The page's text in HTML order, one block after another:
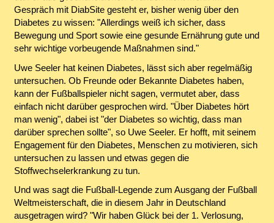
Gespräch mit DiabSite gesteht er, bisher wenig über den
Diabetes zu wissen: "Allerdings weiß ich sicher, dass
Bewegung und Sport sowie eine gesunde Ernährung gute und
sehr wichtige vorbeugende Maßnahmen sind."
Uwe Seeler hat keinen Diabetes, lässt sich aber regelmäßig
untersuchen. Ob Freunde oder Bekannte Diabetes haben,
kann der Fußballspieler nicht sagen, vermutet aber, dass
einfach nicht darüber gesprochen wird. "Über Diabetes hört
man wenig", dabei ist "der Diabetes so wichtig, dass man
darüber sprechen sollte", so Uwe Seeler. Er hofft, mit seinem
Engagement für den Diabetes, Menschen zu motivieren, sich
untersuchen zu lassen und etwas gegen die
Stoffwechselerkrankung zu tun.
Und was sagt die Fußball-Legende zum Ausgang der Fußball
Weltmeisterschaft, die in diesem Jahr in Deutschland
ausgetragen wird? "Wir haben Glück bei der 1. Verlosung,